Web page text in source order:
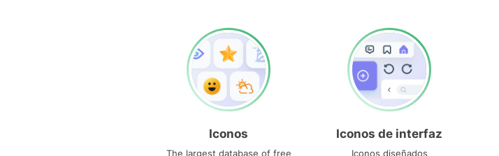
Iconos
The largest database of free
Iconos de interfaz
Iconos diseñados